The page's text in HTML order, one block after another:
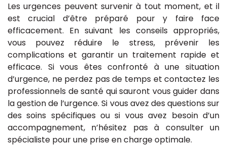
Les urgences peuvent survenir à tout moment, et il
est crucial d’être préparé pour y faire face
efficacement. En suivant les conseils appropriés,
vous pouvez réduire le stress, prévenir les
complications et garantir un traitement rapide et
efficace. Si vous êtes confronté à une situation
d’urgence, ne perdez pas de temps et contactez les
professionnels de santé qui sauront vous guider dans
la gestion de l’urgence. Si vous avez des questions sur
des soins spécifiques ou si vous avez besoin d’un
accompagnement, n’hésitez pas à consulter un
spécialiste pour une prise en charge optimale.